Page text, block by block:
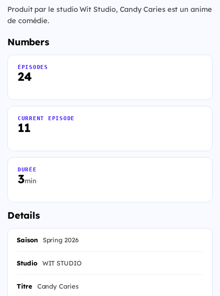
Produit par le studio Wit Studio, Candy Caries est un anime
de comédie.
Numbers
24
ÉPISODES
11
CURRENT EPISODE
3min
DURÉE
Details
Saison Spring 2026
Studio WIT STUDIO
Titre Candy Caries